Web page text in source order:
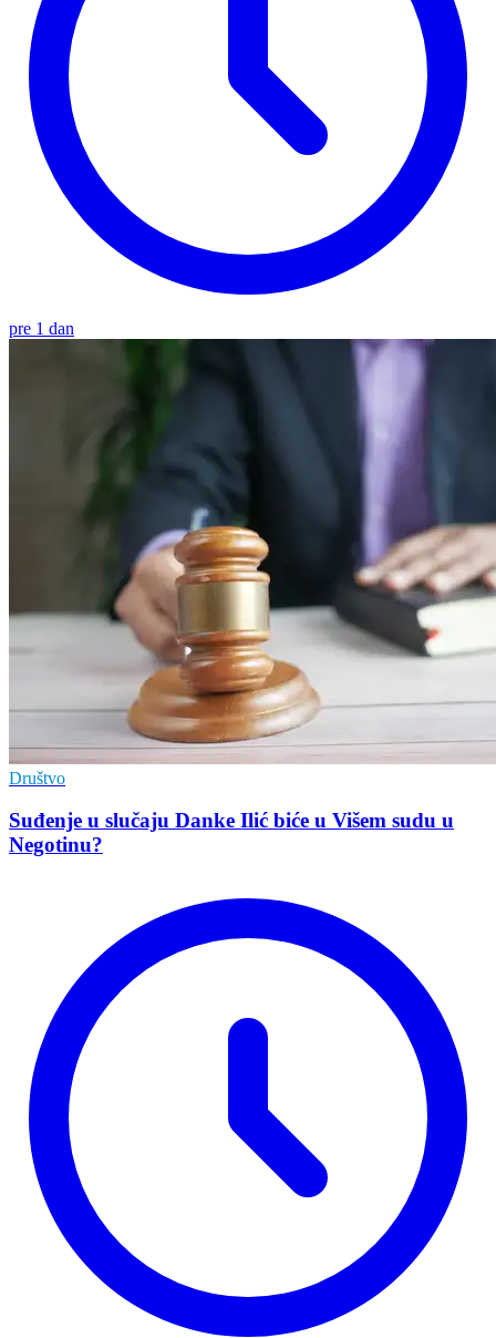
pre 1 dan
Društvo
Suđenje u slučaju Danke Ilić biće u Višem sudu u
Negotinu?